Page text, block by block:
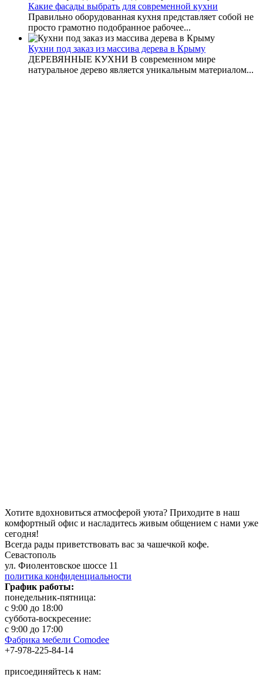
Какие фасады выбрать для современной кухни
Правильно оборудованная кухня представляет собой не
просто грамотно подобранное рабочее...
Кухни под заказ из массива дерева в Крыму
ДЕРЕВЯННЫЕ КУХНИ В современном мире
натуральное дерево является уникальным материалом...
Хотите вдохновиться атмосферой уюта? Приходите в наш
комфортный офис и насладитесь живым общением с нами уже
сегодня!
Всегда рады приветствовать вас за чашечкой кофе.
Севастополь
ул. Фиолентовское шоссе 11
политика конфиденциальности
График работы:
понедельник-пятница:
с 9:00 до 18:00
суббота-воскресение:
с 9:00 до 17:00
Фабрика мебели Comodee
+7-978-225-84-14
присоединяйтесь к нам: